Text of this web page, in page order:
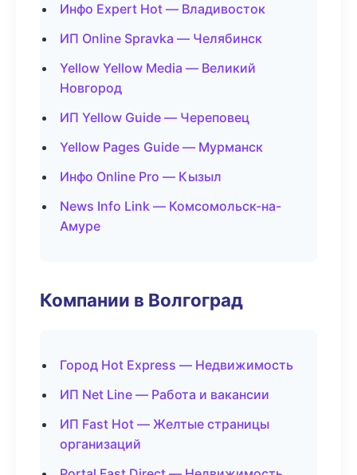
Инфо Expert Hot — Владивосток
ИП Online Spravka — Челябинск
Yellow Yellow Media — Великий
Новгород
ИП Yellow Guide — Череповец
Yellow Pages Guide — Мурманск
Инфо Online Pro — Кызыл
News Info Link — Комсомольск-на-
Амуре
Компании в Волгоград
Город Hot Express — Недвижимость
ИП Net Line — Работа и вакансии
ИП Fast Hot — Желтые страницы
организаций